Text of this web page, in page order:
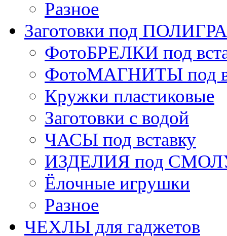
Разное
Заготовки под
ФотоБРЕЛКИ под
ФотоМАГНИТЫ под
Кружки пластиковые
Заготовки с водой
ЧАСЫ под вставку
ИЗДЕЛИЯ под
Ёлочные игрушки
Разное
ЧЕХЛЫ для гаджетов